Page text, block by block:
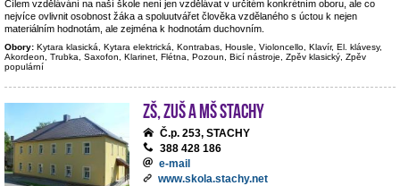
Cílem vzdělávání na naší škole není jen vzdělávat v určitém konkrétním oboru, ale co
nejvíce ovlivnit osobnost žáka a spoluutvářet člověka vzdělaného s úctou k nejen
materiálním hodnotám, ale zejména k hodnotám duchovním.
Obory: Kytara klasická, Kytara elektrická, Kontrabas, Housle, Violoncello, Klavír, El. klávesy,
Akordeon, Trubka, Saxofon, Klarinet, Flétna, Pozoun, Bicí nástroje, Zpěv klasický, Zpěv
populární
ZŠ, ZUŠ a MŠ Stachy
Č.p. 253, STACHY
388 428 186
e-mail
www.skola.stachy.net